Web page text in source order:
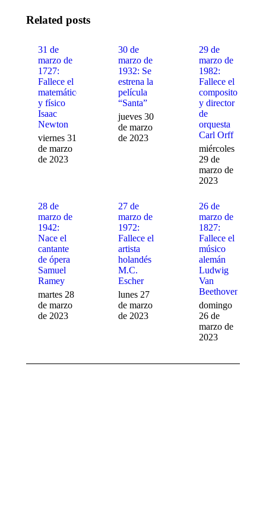
Related posts
31 de
marzo de
1727:
Fallece el
matemático
y físico
Isaac
Newton
viernes 31
de marzo
de 2023
30 de
marzo de
1932: Se
estrena la
película
“Santa”
jueves 30
de marzo
de 2023
29 de
marzo de
1982:
Fallece el
compositor
y director
de
orquesta
Carl Orff
miércoles
29 de
marzo de
2023
28 de
marzo de
1942:
Nace el
cantante
de ópera
Samuel
Ramey
martes 28
de marzo
de 2023
27 de
marzo de
1972:
Fallece el
artista
holandés
M.C.
Escher
lunes 27
de marzo
de 2023
26 de
marzo de
1827:
Fallece el
músico
alemán
Ludwig
Van
Beethoven
domingo
26 de
marzo de
2023